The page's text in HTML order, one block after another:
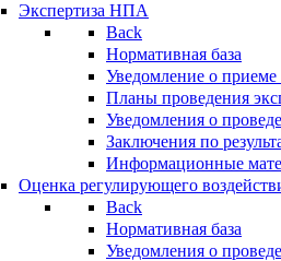
Экспертиза НПА
Back
Нормативная база
Уведомление о
Планы проведения
Уведомления о
Заключения по
Информационные
Оценка регулирующего
Back
Нормативная база
Уведомления о